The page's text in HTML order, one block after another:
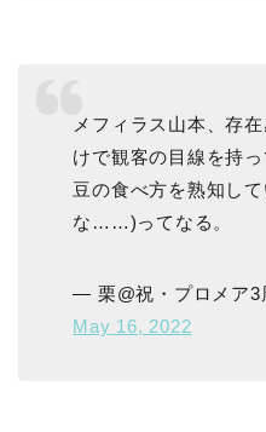
メフィラス山本、存
けで観客の目線を持
豆の食べ方を熟知し
な……)ってなる。
— 栗@祝・プロメア3
May 16, 2022